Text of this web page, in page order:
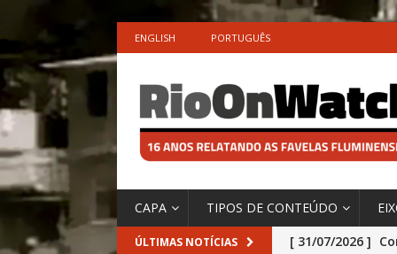
ENGLISH PORTUGUÊS
CAPA TIPOS DE CONTEÚDO
ÚLTIMAS NOTÍCIAS [ 31/07/2026 ]